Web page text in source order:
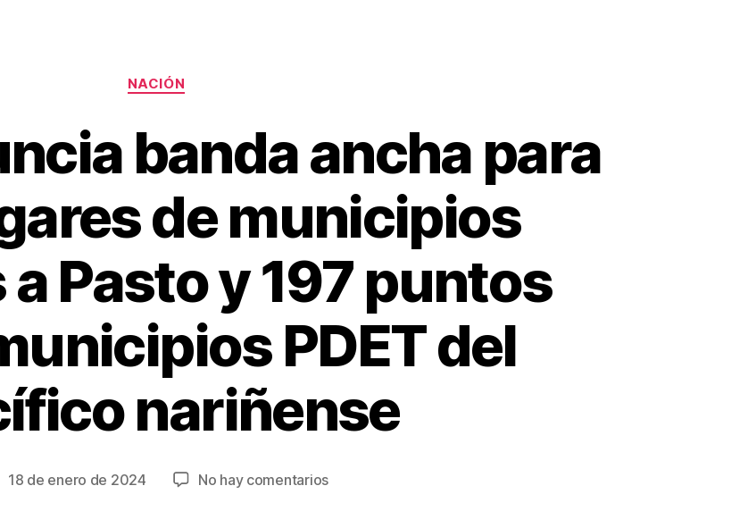
Categorías
NACIÓN
banda ancha para
de municipios
Pasto y 197 puntos
PDET del
nariñense
18 de enero de 2024 No hay comentariosen